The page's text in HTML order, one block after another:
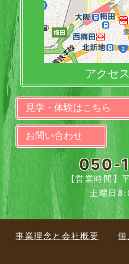
アクセ
見学・体験はこちら
お問い合わせ
050-
【営業時間
土曜日
事業理念と会社概要 個